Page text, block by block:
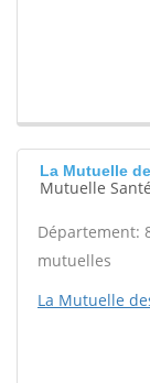
La Mutuelle
Mutuelle
Département:
mutuelles
La Mutuelle